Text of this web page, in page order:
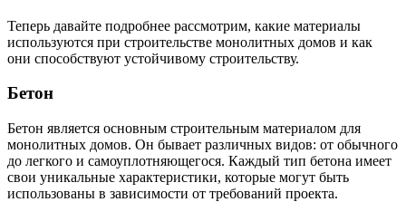
Теперь давайте подробнее рассмотрим, какие материалы
используются при строительстве монолитных домов и как
они способствуют устойчивому строительству.
Бетон
Бетон является основным строительным материалом для
монолитных домов. Он бывает различных видов: от обычного
до легкого и самоуплотняющегося. Каждый тип бетона имеет
свои уникальные характеристики, которые могут быть
использованы в зависимости от требований проекта.